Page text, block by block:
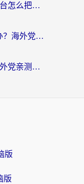
在马来西亚用国家政务服务平台怎么把定位修改到中国国内？海外党解决数字壁垒的实用指南
荔枝FM在新西兰用不了怎么办？海外党必看的回国加速解决方案
来往在法国用不了怎么办？海外党亲测有效的回国加速指南
版
版